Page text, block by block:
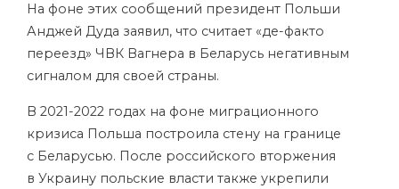
На фоне этих сообщений президент Польши
Анджей Дуда заявил, что считает «де-факто
переезд» ЧВК Вагнера в Беларусь негативным
сигналом для своей страны.
В 2021-2022 годах на фоне миграционного
кризиса Польша построила стену на границе
с Беларусью. После российского вторжения
в Украину польские власти также укрепили